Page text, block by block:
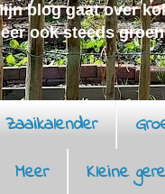
blog gaat over
ook steeds
Zaaikalender
Meer Kleine